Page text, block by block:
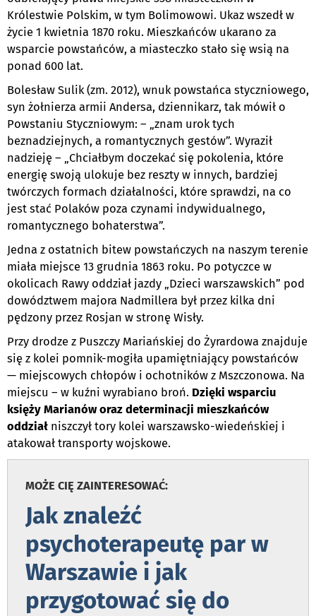
Królestwie Polskim, w tym Bolimowowi. Ukaz wszedł w
życie 1 kwietnia 1870 roku. Mieszkańców ukarano za
wsparcie powstańców, a miasteczko stało się wsią na
ponad 600 lat.
Bolesław Sulik (zm. 2012), wnuk powstańca styczniowego,
syn żołnierza armii Andersa, dziennikarz, tak mówił o
Powstaniu Styczniowym: – „znam urok tych
beznadziejnych, a romantycznych gestów”. Wyraził
nadzieję – „Chciałbym doczekać się pokolenia, które
energię swoją ulokuje bez reszty w innych, bardziej
twórczych formach działalności, które sprawdzi, na co
jest stać Polaków poza czynami indywidualnego,
romantycznego bohaterstwa”.
Jedna z ostatnich bitew powstańczych na naszym terenie
miała miejsce 13 grudnia 1863 roku. Po potyczce w
okolicach Rawy oddział jazdy „Dzieci warszawskich” pod
dowództwem majora Nadmillera był przez kilka dni
pędzony przez Rosjan w stronę Wisły.
Przy drodze z Puszczy Mariańskiej do Żyrardowa znajduje
się z kolei pomnik-mogiła upamiętniający powstańców
— miejscowych chłopów i ochotników z Mszczonowa. Na
miejscu – w kuźni wyrabiano broń. Dzięki wsparciu
księży Marianów oraz determinacji mieszkańców
oddział niszczył tory kolei warszawsko-wiedeńskiej i
atakował transporty wojskowe.
MOŻE CIĘ ZAINTERESOWAĆ:
Jak znaleźć
psychoterapeutę par w
Warszawie i jak
przygotować się do